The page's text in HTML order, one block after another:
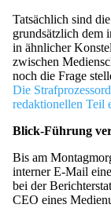
Tatsächlich sind
grundsätzlich dem
in ähnlicher
zwischen
noch die Frage
Die
redaktionellen Teil
Blick-Führung
Bis am
interner E-Mail
bei der
CEO eines